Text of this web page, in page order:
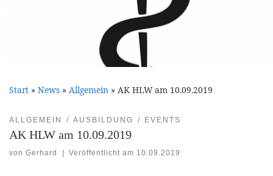
Start » News » Allgemein » AK HLW am 10.09.2019
ALLGEMEIN AUSBILDUNG EVENTS
AK HLW am 10.09.2019
von Gerhard Veröffentlicht am 10.09.2019